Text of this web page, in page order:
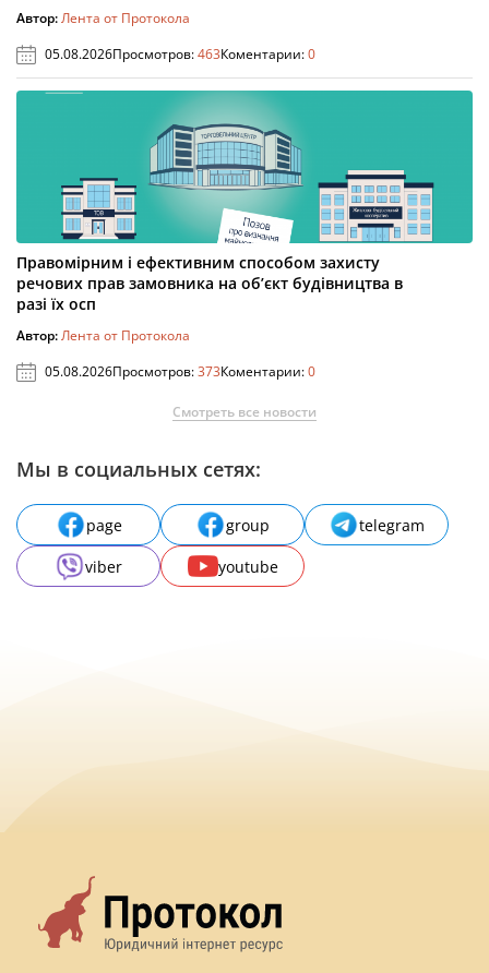
Автор:Лента от Протокола
05.08.2026Просмотров:463Коментарии:0
Правомірним і ефективним способом захисту
речових прав замовника на об’єкт будівництва в
разі їх осп
Автор:Лента от Протокола
05.08.2026Просмотров:373Коментарии:0
Смотреть все новости
Мы в социальных сетях:
page group
telegram
viber
youtube